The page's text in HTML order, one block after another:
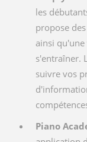
les
propose
ainsi qu'une
s'entraîner.
suivre vos
Piano